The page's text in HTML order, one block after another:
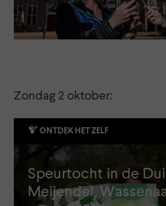
Zondag 2 oktober:
ONTDEK HET ZELF
Speurtocht in de
Meijendel,